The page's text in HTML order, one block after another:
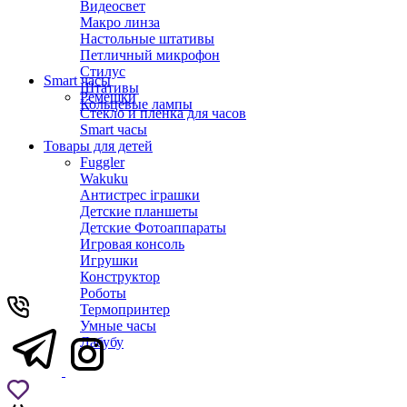
Видеосвет
Макро линза
Настольные штативы
Петличный микрофон
Стилус
Штативы
Кольцевые лампы
Smart часы
Ремешки
Стекло и пленка для часов
Smart часы
Товары для детей
Fuggler
Wakuku
Антистрес іграшки
Детские планшеты
Детские Фотоаппараты
Игровая консоль
Игрушки
Конструктор
Роботы
Термопринтер
Умные часы
Лабубу